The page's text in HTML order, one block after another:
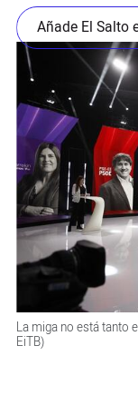
Añade El Salto
La miga no está tanto
EiTB)